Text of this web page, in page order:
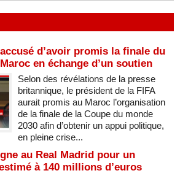
d’avoir promis la finale du
en échange d’un soutien
Selon des révélations de la presse
britannique, le président de la FIFA
aurait promis au Maroc l’organisation
de la finale de la Coupe du monde
2030 afin d’obtenir un appui politique,
en pleine crise...
au Real Madrid pour un
à 140 millions d’euros